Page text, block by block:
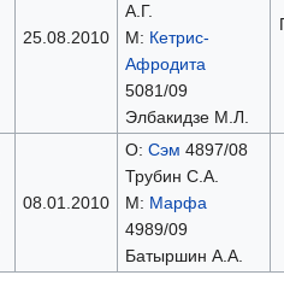
25.08.2010
А.Г.
М: Кетрис-
Афродита
5081/09
Элбакидзе М.Л.
08.01.2010
О: Сэм 4897/08
Трубин С.А.
М: Марфа
4989/09
Батыршин А.А.